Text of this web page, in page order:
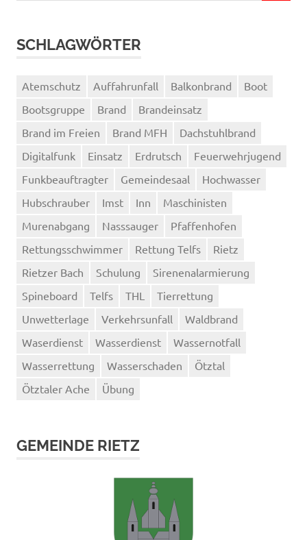
SCHLAGWÖRTER
Atemschutz Auffahrunfall Balkonbrand
Boot
Bootsgruppe
Brand
Brandeinsatz
Brand im Freien
Brand MFH
Dachstuhlbrand
Digitalfunk
Einsatz Erdrutsch
Feuerwehrjugend
Funkbeauftragter
Gemeindesaal
Hochwasser
Hubschrauber
Imst Inn
Maschinisten
Murenabgang
Nasssauger
Pfaffenhofen
Rettungsschwimmer
Rettung Telfs
Rietz
Rietzer Bach
Schulung
Sirenenalarmierung
Spineboard
Telfs THL
Tierrettung
Unwetterlage
Verkehrsunfall
Waldbrand
Waserdienst
Wasserdienst
Wassernotfall
Wasserrettung
Wasserschaden
Ötztal
Ötztaler Ache
Übung
GEMEINDE RIETZ